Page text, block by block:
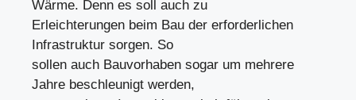
Wärme. Denn es soll auch zu
Erleichterungen beim Bau der erforderlichen
Infrastruktur sorgen. So
sollen auch Bauvorhaben sogar um mehrere
Jahre beschleunigt werden,